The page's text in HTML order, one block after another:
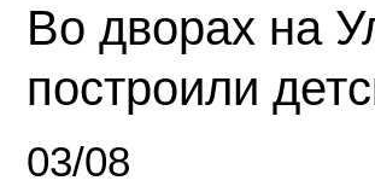
Во дворах на
построили
03/08